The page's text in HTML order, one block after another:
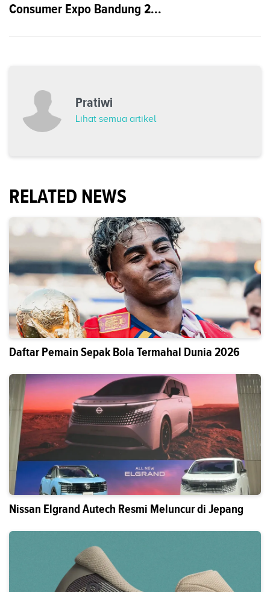
Consumer Expo Bandung 2...
Pratiwi
Lihat semua artikel
RELATED NEWS
Daftar Pemain Sepak Bola Termahal Dunia 2026
Nissan Elgrand Autech Resmi Meluncur di Jepang